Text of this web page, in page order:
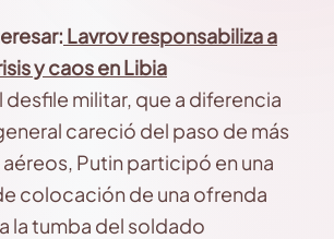
Lavrov responsabiliza a
y caos en Libia
desfile militar, que a diferencia
careció del paso de más
Putin participó en una
colocación de una ofrenda
la tumba del soldado